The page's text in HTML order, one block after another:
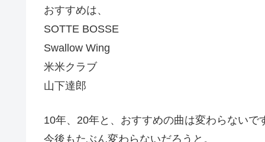
おすすめは、
SOTTE BOSSE
Swallow Wing
米米クラブ
山下達郎
10年、20年と、おすすめの曲は変わらないで
今後もたぶん変わらないだろうと。